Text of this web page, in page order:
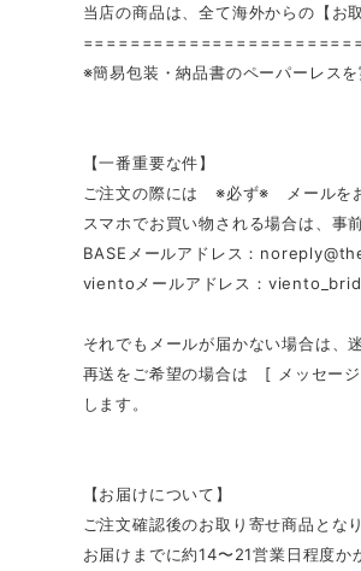
当店の商品は、全て海外からの【お
※簡易包装・納品書のペーパーレス
【一番重要な件】
ご注文の際には ※必ず※ メールを
スマホでお買い物される場合は、事
BASEメールアドレス：
vientoメールアドレス：
それでもメールが届かない場合は、
再送をご希望の場合は [ メッセー
します。
【お届けについて】
ご注文確認後のお取り寄せ商品とな
お届けまでに約14〜21営業日程度か